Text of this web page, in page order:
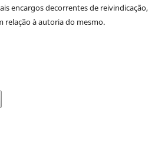
encargos decorrentes de reivindicação,
relação à autoria do mesmo.